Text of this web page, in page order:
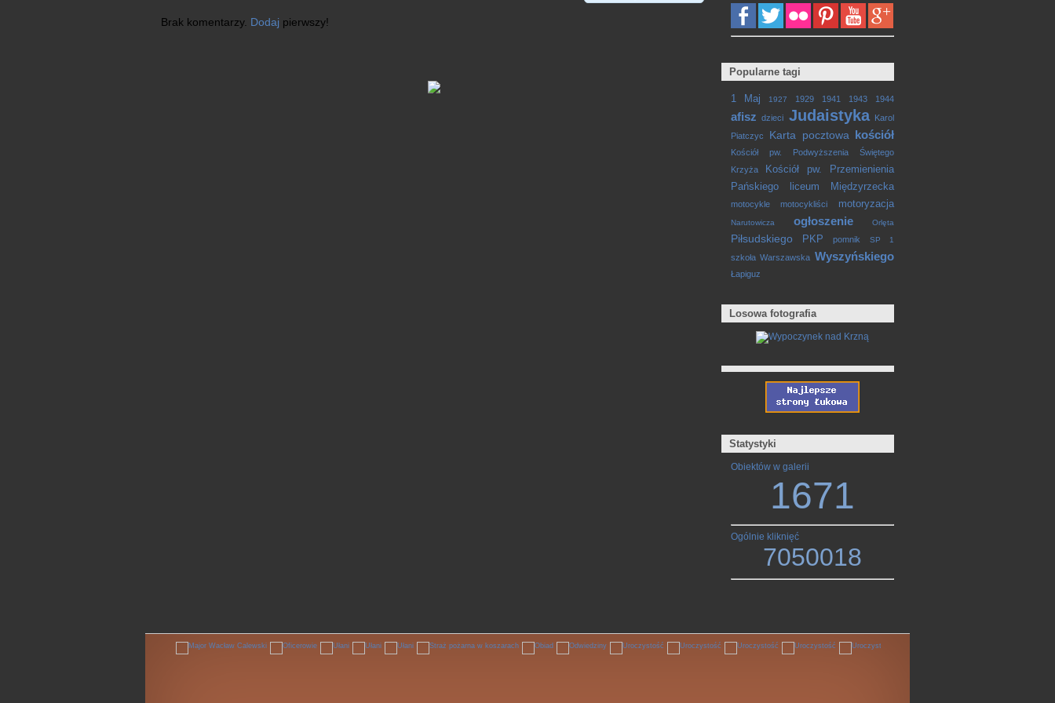
Brak komentarzy. Dodaj pierwszy!
Popularne tagi
1 Maj 1927 1929 1941 1943 1944
afisz dzieci Judaistyka
Karol
Piatczyc
Karta pocztowa kościół
Kościół pw. Podwyższenia Świętego
Krzyża
Kościół pw. Przemienienia
Pańskiego
liceum Międzyrzecka
motocykle motocykliści motoryzacja
Narutowicza ogłoszenie Orlęta
Piłsudskiego PKP pomnik SP 1
szkoła Warszawska Wyszyńskiego
Łapiguz
Losowa fotografia
Statystyki
Obiektów w galerii
1671
Ogólnie kliknięć
7050018